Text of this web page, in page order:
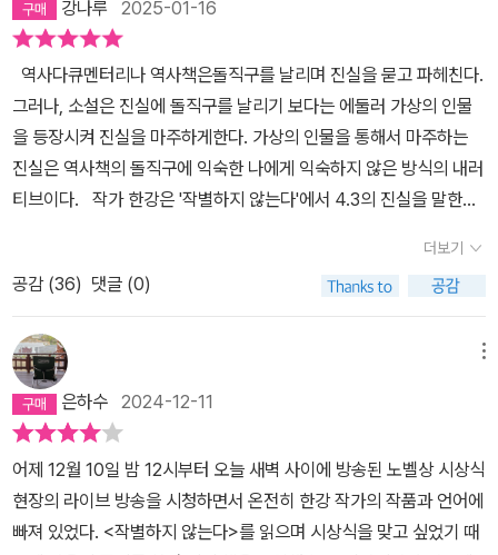
보는 것이다. 그 특수성이라는 Z축은 시간의 X축도 관계의 Y축도 모
두 초월할 수 있다. 또는 아무것도 아닐 수 있다.그리고 그 특수성은
'역사적 비극을 써낸다'에서 전하려고 하는 것과도 밀접한 관계를 가
지고 있을 것이다. 그리고 그것을 얼마나 증폭할 수 있는지와도 관계
될 것이고, 우리는 그것을 '영향력'이라고도 일컫는다.작가 한강은 20
16년 맨부커상 인터내셔널부문을 수상한 우리의 자랑스러운 작가이
이 아닐 것이다. 영향력이 매우 크다는 말이다. 전하려는 그 무엇을 -
우리는 의도라고도 말한다 - 마치 신처럼 마음만 먹으면 원하는 형태
로 원하는 범위만큼 전달할 수 있다. 시대를 뛰어넘고 전 세계적인 범
위로 그 '전달'을 할 가능성이 가장 높은 '쓰는 이' 중 한 명이다는 말이
다.결국.작가 한강이 <작별하지 않는다>를 써낸 '의도'가 어느 한 작
가로서, 어느 독자들로 쉬이 다루기에는 작가의 '펜'의 필압이 굉장히
무겁다. 어디에든 각인시킬 수 있다는 말이고, 그 각인은 한국을 넘어
전 세계의 다양한 관점과 이해관계를 가진 많은 사람이 해석하고 이
해하고 또 논 할 수 있기에 중차대한 책임이 따른다.그래서인지, 흰 천
이 바다에 내려앉는 책의 표지를 만지고 바라보고 한 장, 한 장을 넘길
들과 남성중심적 욕망으로 굴절된 여성의 면면을 그리고 있을 뿐.)와
뭇 작품이 빛났던 것은, 세계의 여성혐오에 평면적인 분노와 일차원
적인 반박으로 맞서지 않았기 때문이다. 오랜 역사 속에서 여성혐오
를 행하고 있는 남성 이데올로기에 대한 피비린내 나는 대응방식은
진부하고 낡은 한계로 자승자박의 굴레에 갇힌 미러링에 불과하다.
남성 가부장제와 육식의 문제를 전형적이고 구시대적인 생태주의-여
성주의의 틀로서만 논박한다면, 그것은 문학이 아니라 선전선동의 문
구로 전락해버린다. 한강은 섬세하고 유려한 문장들로 서사를 직조해
나감으로써 남성 이데올로기에 대한 적절한 문제제기를 실천한 것은
적인 경지로 나아간다. 여성으로서, 페미니스트, 환경주의자로서도 <
채식주의자>는 발간 당시 굉장히 반가웠던 작품이었다. 페미니즘이
나 환경주의를 노골화하는 소설들이 만연한 현실에 비하면, 한강의
그것은 진정으로 아름다웠고 아름답다.이러한 경향은 이후 한강이 역
사적 상처를 직면하는 쪽으로 그 소설의 방향을 선회했을 때 마찬가
지로 나타났다. <소년이 온다>는 비록 5.18 광주 민주화운동의 참담
한 장면들을 과도하게 부각하려 애썼으나 그래도 문학의 최소 시민권
강나루 2025-01-16
역사다큐멘터리나 역사책은돌직구를 날리며 진실을 묻고 파헤친다.
그러나, 소설은 진실에 돌직구를 날리기 보다는 에둘러 가상의 인물
을 등장시켜 진실을 마주하게한다. 가상의 인물을 통해서 마주하는
진실은 역사책의 돌직구에 익숙한 나에게 익숙하지 않은 방식의 내러
티브이다. 작가 한강은 '작별하지 않는다'에서 4.3의 진실을 말한다.
했던 4.3을 소설의 형식으로 마주했다. 소설은 1부와 2부로 나뉘어져
있다. 1부는 새를 매게로해서 작가가 제주도에 있는 친구의 집으로 가
는 여정을, 2부는 친구의 혼을 만나서 4.3의 진실을 알아가는 이야기
를 그렸다. 소설의 형식이 지금까지 내가 읽어온 역사의 문법과 너무
도 달랐다. 때로는 당혹감도 들었다. 역사적 진실을 바로 파헤치지 않
았다. 제주도에 있는 친구의 집까지 가는 길이 너무도 길고 험난했다.
이것은 진실을 마주하기 위해서 우리가 걸어야하는 고통과도 같이 느
껴졌다. 그리고 2부에서는 친구의 혼이 나타난다. 그리고 그 혼이 자
신의 가족사를 말하며 4.3의 고통, 보도연맹학살사건을 말한다. 21세
기 첨단 문명의 세계에 살고 있는 이 시대에 오컬트적인 소설의 장치
더보기
공감 (36) 댓글 (0)
은하수 2024-12-11
어제 12월 10일 밤 12시부터 오늘 새벽 사이에 방송된 노벨상 시상식
현장의 라이브 방송을 시청하면서 온전히 한강 작가의 작품과 언어에
빠져 있었다. <작별하지 않는다>를 읽으며 시상식을 맞고 싶었기 때